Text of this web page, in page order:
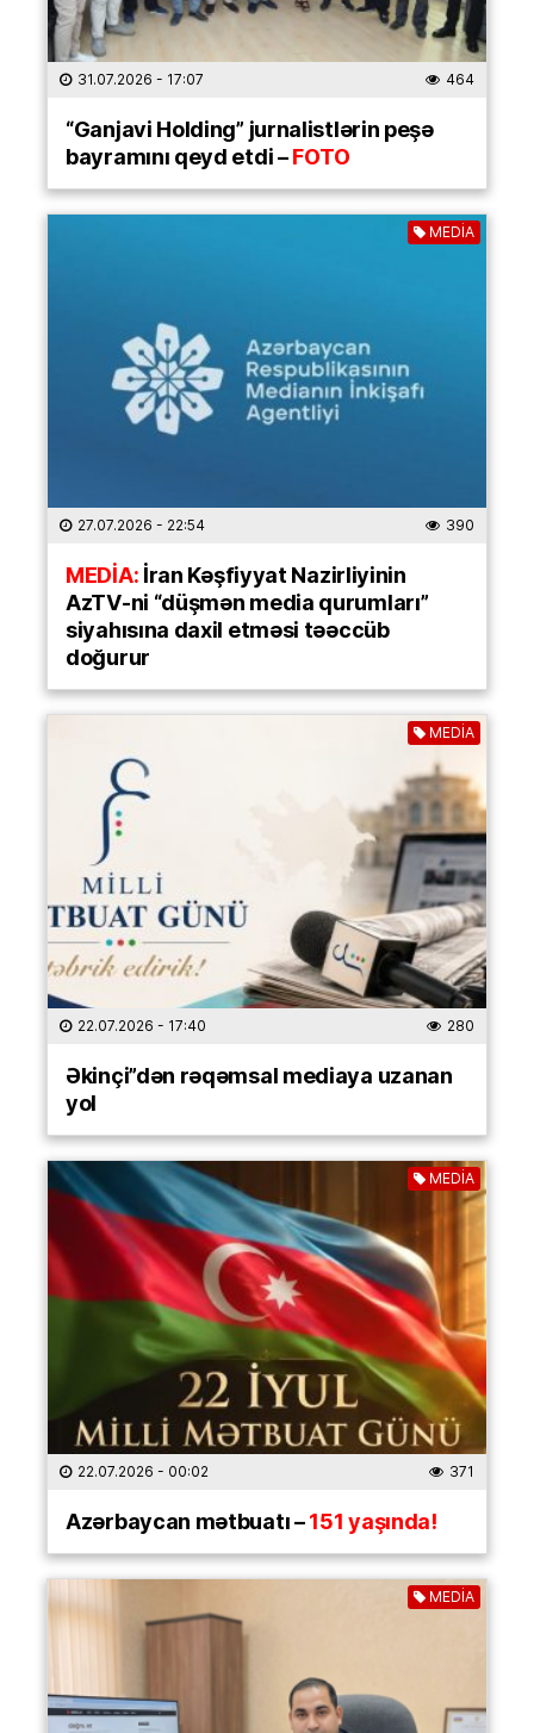
31.07.2026 - 17:07 464
“Ganjavi Holding” jurnalistlərin peşə
bayramını qeyd etdi –FOTO
MEDİA
27.07.2026 - 22:54 390
MEDİA:İran Kəşfiyyat Nazirliyinin
AzTV-ni “düşmən media qurumları”
siyahısına daxil etməsi təəccüb
doğurur
MEDİA
22.07.2026 - 17:40 280
Əkinçi”dən rəqəmsal mediaya uzanan
yol
MEDİA
22.07.2026 - 00:02 371
Azərbaycan mətbuatı –151 yaşında!
MEDİA